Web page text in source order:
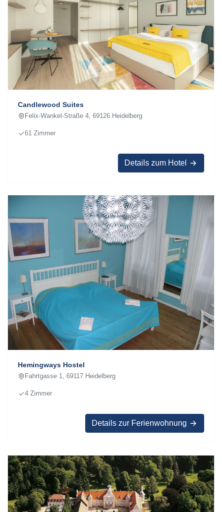
Candlewood Suites
Felix-Wankel-Straße 4, 69126 Heidelberg
61 Zimmer
Details zum Hotel
Hemingways Hostel
Fahrtgasse 1, 69117 Heidelberg
4 Zimmer
Details zur Ferienwohnung